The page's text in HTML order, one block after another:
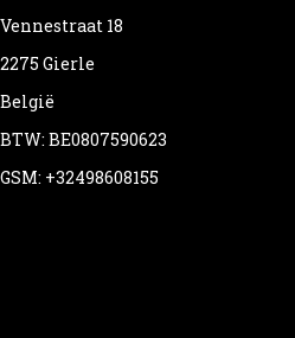
Vennestraat 18
2275 Gierle
België
BTW: BE0807590623
GSM: +32498608155